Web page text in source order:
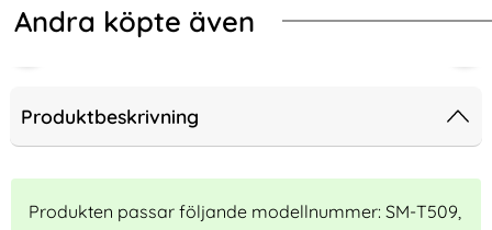
Andra köpte även
Produktbeskrivning
Produkten passar följande modellnummer: SM-T509,